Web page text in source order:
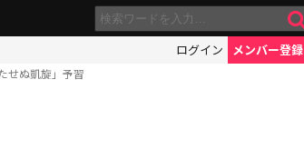
ログイン メンバー登録
せぬ凱旋」予習